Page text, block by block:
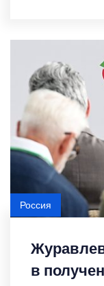
в
Россия